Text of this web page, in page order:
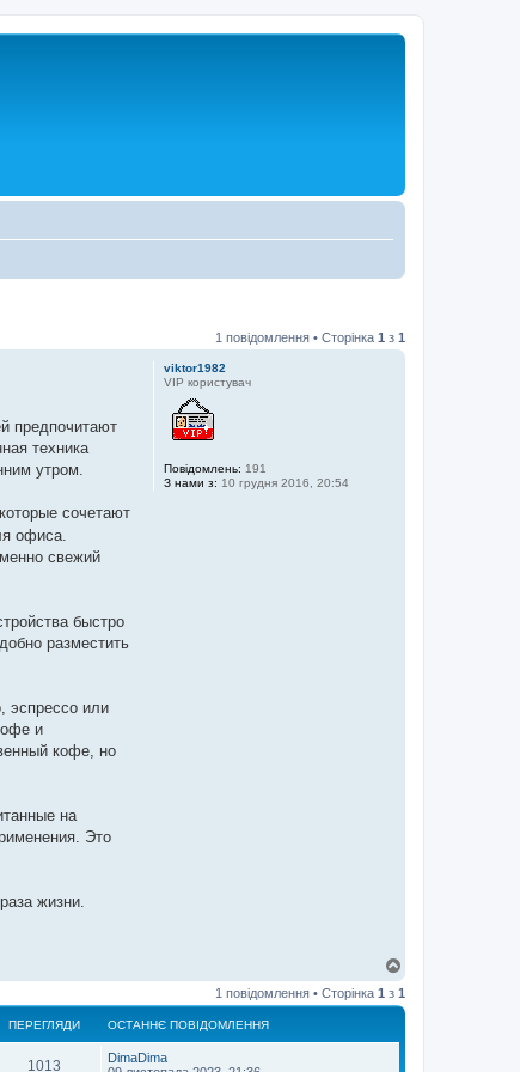
1 повідомлення • Сторінка 1 з 1
viktor1982
VIP користувач
Повідомлень: 191
З нами з: 10 грудня 2016, 20:54
предпочитают
техника
утром.
сочетают
офиса.
свежий
быстро
разместить
эспрессо или
и
кофе, но
на
Это
жизни.
г
о
1 повідомлення • Сторінка 1 з 1
ПЕРЕГЛЯДИ ОСТАННЄ ПОВІДОМЛЕННЯ
1013
DimaDima